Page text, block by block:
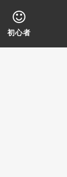
初心者